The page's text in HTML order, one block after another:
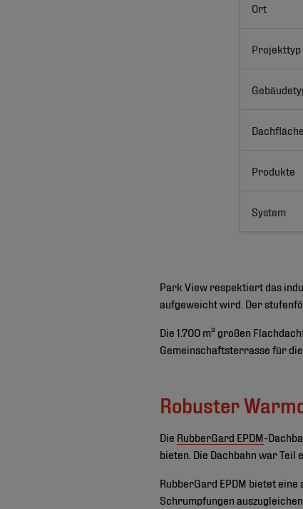
Ort
Projekttyp
Dachfläche
Produkte
System
Park View respektiert das
aufgeweicht wird. Der
Die 1.700 m² großen
Gemeinschaftsterrasse für
Robuster
Die RubberGard EPDM-
bieten. Die Dachbahn war Teil
RubberGard EPDM bietet
Schrumpfungen